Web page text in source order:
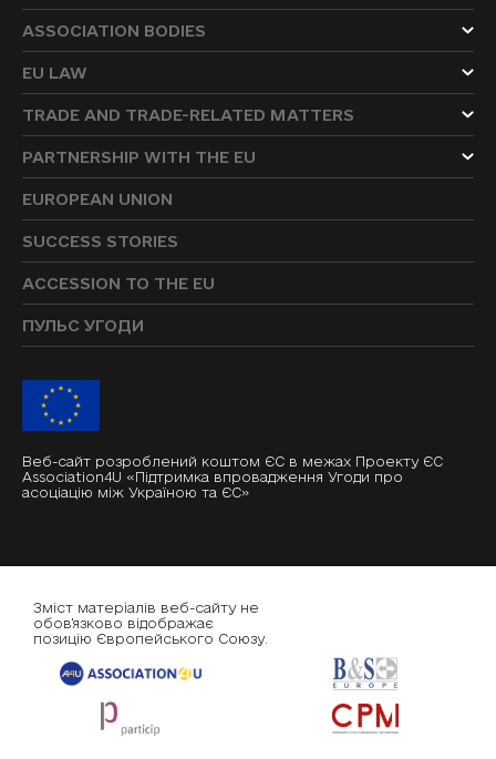
ASSOCIATION BODIES
EU LAW
TRADE AND TRADE-RELATED MATTERS
PARTNERSHIP WITH THE EU
EUROPEAN UNION
SUCCESS STORIES
ACCESSION TO THE EU
ПУЛЬС УГОДИ
Веб-сайт розроблений коштом ЄС в межах Проекту ЄС
Association4U «Підтримка впровадження Угоди про
асоціацію між Україною та ЄС»
Зміст матеріалів веб-сайту не
обов'язково відображає
позицію Європейського Союзу.